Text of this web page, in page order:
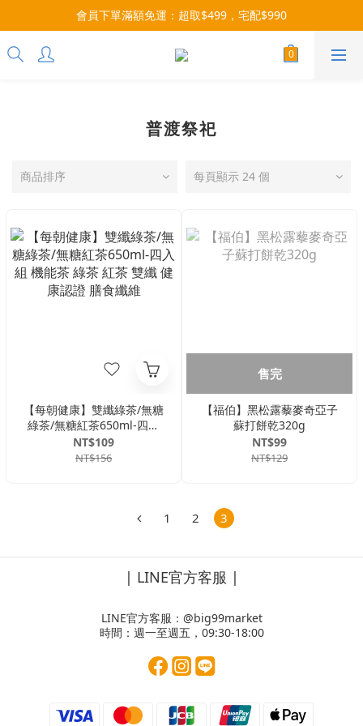
每月9號會員日，消費點數3倍送！把握機會，趕緊下單！
會員下單滿額免運：超取$499，宅配$990
07/28-08/31 爸氣一擊・限時開搶
普渡祭祀
商品排序 每頁顯示 24 個
【每朝健康】雙纖綠茶/無糖
綠茶/無糖紅茶650ml-四入
組 機能茶 綠茶 紅茶 雙纖 健
康認證 膳食纖維
NT$109
NT$156
售完
【福伯】黑松露藜麥奇亞子
蘇打餅乾320g
NT$99
NT$129
1 2 3
| LINE官方客服 |
LINE官方客服： @big99market
時間：週一至週五，09:30-18:00